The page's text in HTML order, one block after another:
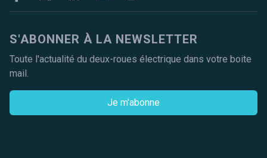
S'ABONNER À LA NEWSLETTER
Toute l'actualité du deux-roues électrique dans votre boite
mail.
Je m'abonne